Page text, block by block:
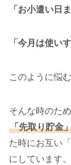
「お小遣い日
「今月は使い
このように悩
そんな時のた
「先取り貯金
た時にお互い
にしています。